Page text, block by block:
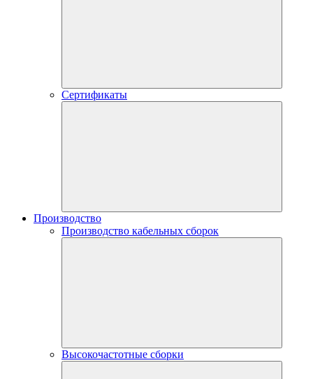
Сертификаты
Производство
Производство кабельных сборок
Высокочастотные сборки